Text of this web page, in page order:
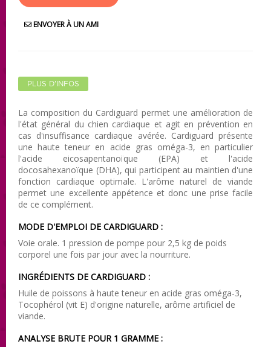
ENVOYER À UN AMI
PLUS D'INFOS
La composition du Cardiguard permet une amélioration de
l'état général du chien cardiaque et agit en prévention en
cas d'insuffisance cardiaque avérée. Cardiguard présente
une haute teneur en acide gras oméga-3, en particulier
l'acide eicosapentanoïque (EPA) et l'acide
docosahexanoïque (DHA), qui participent au maintien d'une
fonction cardiaque optimale. L'arôme naturel de viande
permet une excellente appétence et donc une prise facile
de ce complément.
MODE D'EMPLOI DE CARDIGUARD :
Voie orale. 1 pression de pompe pour 2,5 kg de poids
corporel une fois par jour avec la nourriture.
INGRÉDIENTS DE CARDIGUARD :
Huile de poissons à haute teneur en acide gras oméga-3,
Tocophérol (vit E) d'origine naturelle, arôme artificiel de
viande.
ANALYSE BRUTE POUR 1 GRAMME :